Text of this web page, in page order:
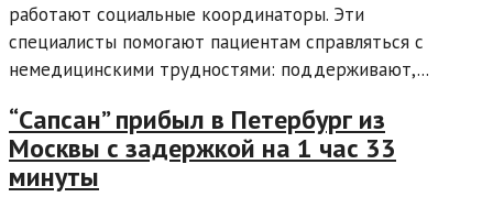
работают социальные координаторы. Эти
специалисты помогают пациентам справляться с
немедицинскими трудностями: поддерживают,...
“Сапсан” прибыл в Петербург из
Москвы с задержкой на 1 час 33
минуты